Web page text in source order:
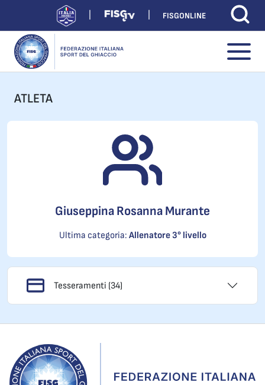
FISGONLINE
ATLETA
Giuseppina Rosanna Murante
Ultima categoria: Allenatore 3° livello
Tesseramenti (34)